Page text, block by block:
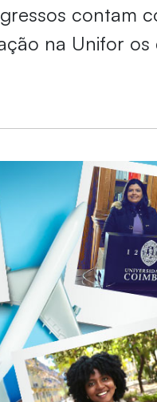
contam
na Unifor